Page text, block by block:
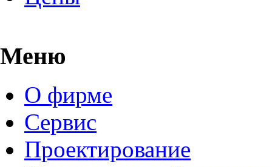
Меню
О фирме
Сервис
Проектирование